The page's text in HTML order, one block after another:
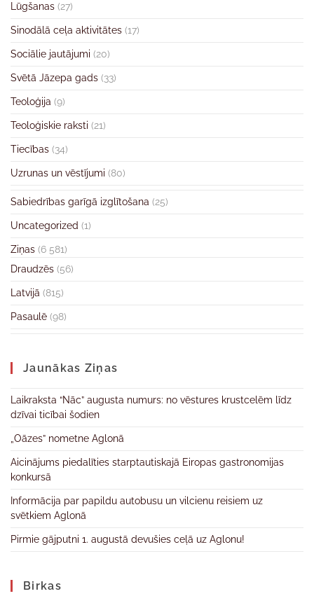
Lūgšanas (27)
Sinodālā ceļa aktivitātes (17)
Sociālie jautājumi (20)
Svētā Jāzepa gads (33)
Teoloģija (9)
Teoloģiskie raksti (21)
Tiecības (34)
Uzrunas un vēstījumi (80)
Sabiedrības garīgā izglītošana (25)
Uncategorized (1)
Ziņas (6 581)
Draudzēs (56)
Latvijā (815)
Pasaulē (98)
Jaunākas Ziņas
Laikraksta “Nāc” augusta numurs: no vēstures krustcelēm līdz
dzīvai ticībai šodien
„Oāzes” nometne Aglonā
Aicinājums piedalīties starptautiskajā Eiropas gastronomijas
konkursā
Informācija par papildu autobusu un vilcienu reisiem uz
svētkiem Aglonā
Pirmie gājputni 1. augustā devušies ceļā uz Aglonu!
Birkas